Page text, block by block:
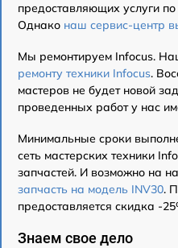
предоставляющих услуги
Однако наш сервис-центр
Мы ремонтируем Infocus.
ремонту техники Infocus.
мастеров не будет новой
проведенных работ у нас
Минимальные сроки
сеть мастерских техники
запчастей. И возможно на
запчасть на модель INV30.
предоставляется скидка -
Знаем свое дело